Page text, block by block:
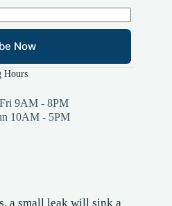
Now
Hours
9AM - 8PM
10AM - 5PM
a small leak will sink a